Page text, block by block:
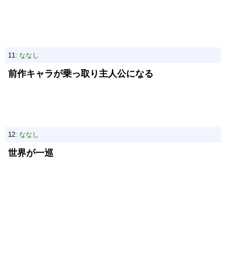
11: ななし
前作キャラが乗っ取り主人公になる
12: ななし
世界が一巡